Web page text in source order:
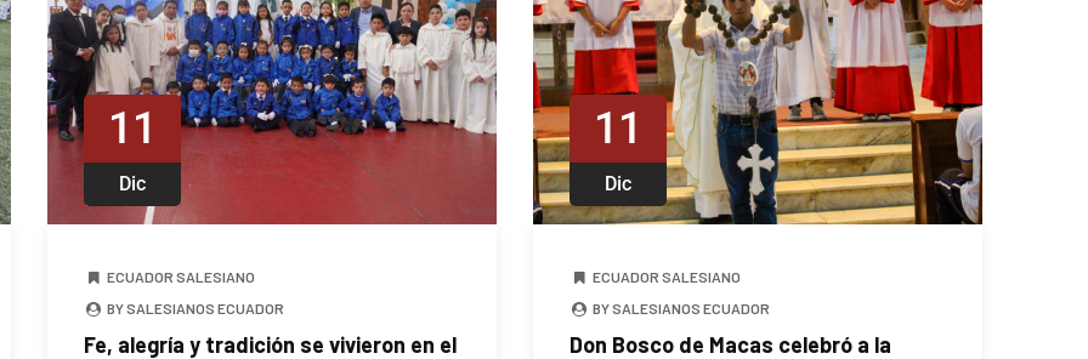
11
Dic
ECUADOR SALESIANO
BY SALESIANOS ECUADOR
Fe, alegría y tradición se vivieron en el
11
Dic
ECUADOR SALESIANO
BY SALESIANOS ECUADOR
Don Bosco de Macas celebró a la